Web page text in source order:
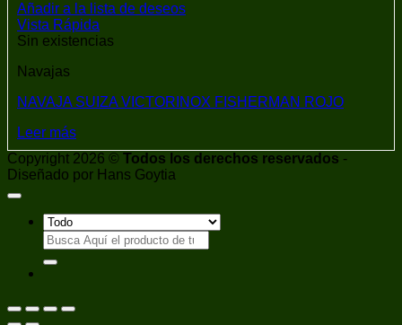
Añadir a la lista de deseos
Vista Rápida
Sin existencias
Navajas
NAVAJA SUIZA VICTORINOX FISHERMAN ROJO
Leer más
Copyright 2026 © Todos los derechos reservados -
Diseñado por Hans Goytia
Buscar
por: